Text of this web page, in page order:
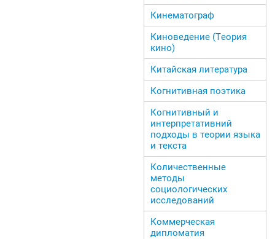
Кинематограф
Киноведение (Теория
кино)
Китайская литература
Когнитивная поэтика
Когнитивный и
интерпретативний
подходы в теории языка
и текста
Количественные
методы
социологических
исследований
Коммерческая
дипломатия